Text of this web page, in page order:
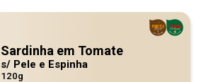
Sardinha em Tomate
s/ Pele e Espinha
120g